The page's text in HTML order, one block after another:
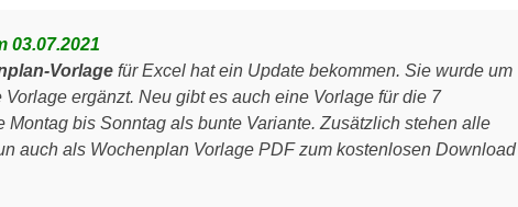
03.07.2021
Vorlage für Excel hat ein Update bekommen. Sie wurde um
Vorlage ergänzt. Neu gibt es auch eine Vorlage für die 7
Montag bis Sonntag als bunte Variante. Zusätzlich stehen alle
auch als Wochenplan Vorlage PDF zum kostenlosen Download